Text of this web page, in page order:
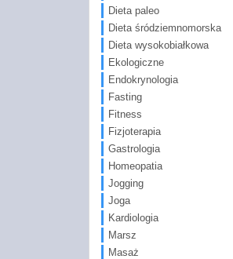
Dieta paleo
Dieta śródziemnomorska
Dieta wysokobiałkowa
Ekologiczne
Endokrynologia
Fasting
Fitness
Fizjoterapia
Gastrologia
Homeopatia
Jogging
Joga
Kardiologia
Marsz
Masaż